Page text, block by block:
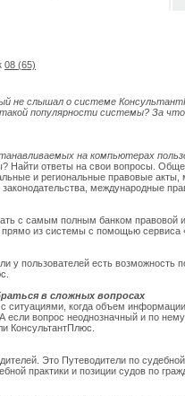
08 (65)
не слышал о системе
популярности системы? За
на компьютерах
Найти ответы на свои вопросы.
и региональные правовые акты,
международные
с самым полным банком правовой
из системы с помощью сервиса
у пользователей есть возможность
в сложных вопросах
ситуациями, когда объем
вопрос неоднозначный и по
КонсультантПлюс.
Это Путеводители по
практики и позиции судов по